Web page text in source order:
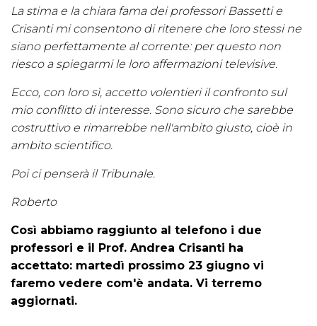
La stima e la chiara fama dei professori Bassetti e
Crisanti mi consentono di ritenere che loro stessi ne
siano perfettamente al corrente: per questo non
riesco a spiegarmi le loro affermazioni televisive.
Ecco, con loro sì, accetto volentieri il confronto sul
mio conflitto di interesse. Sono sicuro che sarebbe
costruttivo e rimarrebbe nell'ambito giusto, cioè in
ambito scientifico.
Poi ci penserà il Tribunale.
Roberto
Così abbiamo raggiunto al telefono i due
professori e il Prof. Andrea Crisanti ha
accettato: martedì prossimo 23 giugno vi
faremo vedere com'è andata. Vi terremo
aggiornati.